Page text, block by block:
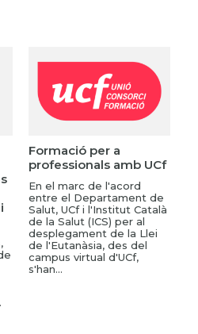
Formació per a
professionals amb UCf
En el marc de l'acord
entre el Departament de
Salut, UCf i l'Institut Català
de la Salut (ICS) per al
desplegament de la Llei
de l'Eutanàsia, des del
campus virtual d'UCf,
s'han...